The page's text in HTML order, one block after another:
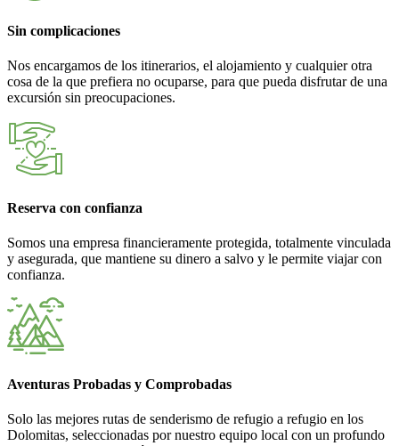
Sin complicaciones
Nos encargamos de los itinerarios, el alojamiento y cualquier otra
cosa de la que prefiera no ocuparse, para que pueda disfrutar de una
excursión sin preocupaciones.
Reserva con confianza
Somos una empresa financieramente protegida, totalmente vinculada
y asegurada, que mantiene su dinero a salvo y le permite viajar con
confianza.
Aventuras Probadas y Comprobadas
Solo las mejores rutas de senderismo de refugio a refugio en los
Dolomitas, seleccionadas por nuestro equipo local con un profundo